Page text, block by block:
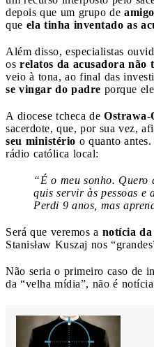
depois que um grupo de
que ela tinha inventado as
Além disso, especialistas
os relatos da acusadora não
veio à tona, ao final das
se vingar do padre porque ele
A diocese tcheca de Ostrawa-
sacerdote, que, por sua vez,
seu ministério o quanto
rádio católica local:
“É o meu sonho. Quero
quis servir às pessoas e
Perdi 9 anos, mas
Será que veremos a notícia da
Stanisław Kuszaj nos
Não seria o primeiro caso de
da “velha mídia”, não é